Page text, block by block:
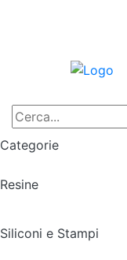
Categorie
Resine
Siliconi e Stampi